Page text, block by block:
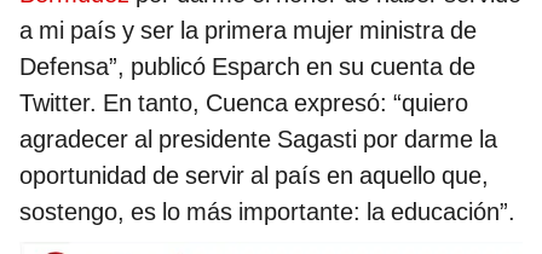
a mi país y ser la primera mujer ministra de
Defensa”, publicó Esparch en su cuenta de
Twitter. En tanto, Cuenca expresó: “quiero
agradecer al presidente Sagasti por darme la
oportunidad de servir al país en aquello que,
sostengo, es lo más importante: la educación”.